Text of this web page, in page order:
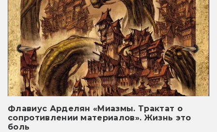
Флавиус Арделян «Миазмы. Трактат о
сопротивлении материалов». Жизнь это
боль